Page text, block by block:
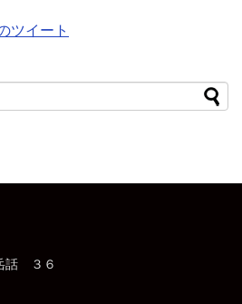
ツイート
話 ３６